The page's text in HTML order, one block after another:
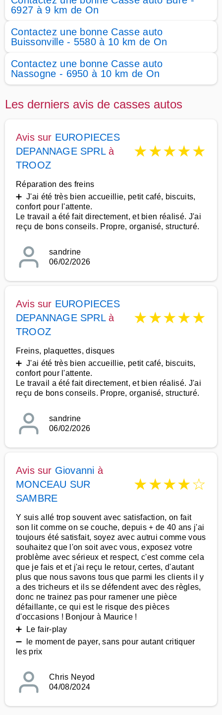
6927 à 9 km de On
Contactez une bonne Casse auto
Buissonville - 5580 à 10 km de On
Contactez une bonne Casse auto
Nassogne - 6950 à 10 km de On
Les derniers avis de casses autos
Avis sur EUROPIECES
DEPANNAGE SPRLà
TROOZ
★★★★★
Réparation des freins
➕ J'ai été très bien accueillie, petit café, biscuits,
confort pour l'attente.
Le travail a été fait directement, et bien réalisé. J'ai
reçu de bons conseils. Propre, organisé, structuré.
sandrine
06/02/2026
Avis sur EUROPIECES
DEPANNAGE SPRLà
TROOZ
★★★★★
Freins, plaquettes, disques
➕ J'ai été très bien accueillie, petit café, biscuits,
confort pour l'attente.
Le travail a été fait directement, et bien réalisé. J'ai
reçu de bons conseils. Propre, organisé, structuré.
sandrine
06/02/2026
Avis sur Giovanni à
MONCEAU SUR
SAMBRE
★★★★☆
Y suis allé trop souvent avec satisfaction, on fait
son lit comme on se couche, depuis + de 40 ans j'ai
toujours été satisfait, soyez avec autrui comme vous
souhaitez que l'on soit avec vous, exposez votre
problème avec sérieux et respect, c'est comme cela
que je fais et et j'ai reçu le retour, certes, d'autant
plus que nous savons tous que parmi les clients il y
a des tricheurs et ils se défendent avec des règles,
donc ne trainez pas pour ramener une pièce
défaillante, ce qui est le risque des pièces
d'occasions ! Bonjour à Maurice !
➕ Le fair-play
➖ le moment de payer, sans pour autant critiquer
les prix
Chris Neyod
04/08/2024